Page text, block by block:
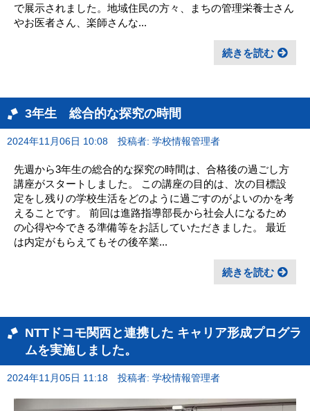
で展示されました。地域住民の方々、まちの管理栄養士さん
やお医者さん、楽師さんな...
続きを読む
3年生 総合的な探究の時間
2024年11月06日 10:08 投稿者: 学校情報管理者
先週から3年生の総合的な探究の時間は、合格後の過ごし方
講座がスタートしました。 この講座の目的は、次の目標設
定をし残りの学校生活をどのように過ごすのがよいのかを考
えることです。 前回は進路指導部長から社会人になるため
の心得や今できる準備等をお話していただきました。 最近
は内定がもらえてもその後卒業...
続きを読む
NTTドコモ関西と連携した キャリア形成プログラ
ムを実施しました。
2024年11月05日 11:18 投稿者: 学校情報管理者